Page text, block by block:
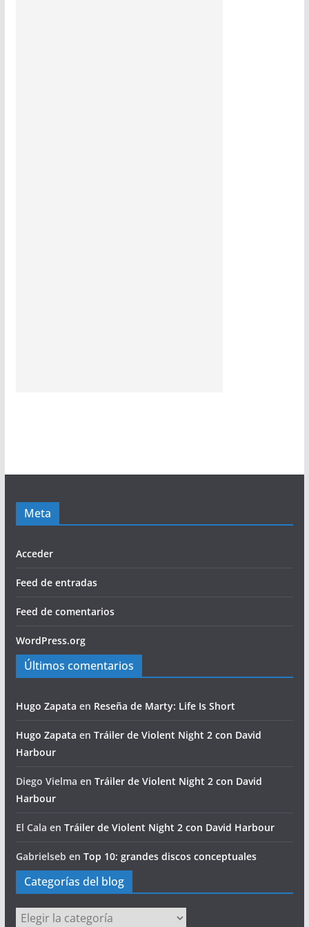
Meta
Acceder
Feed de entradas
Feed de comentarios
WordPress.org
Últimos comentarios
Hugo Zapata en Reseña de Marty: Life Is Short
Hugo Zapata en Tráiler de Violent Night 2 con David
Harbour
Diego Vielma en Tráiler de Violent Night 2 con David
Harbour
El Cala en Tráiler de Violent Night 2 con David Harbour
Gabrielseb en Top 10: grandes discos conceptuales
Categorías del blog
Categorías